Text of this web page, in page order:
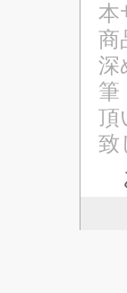
本
商
深
筆
頂
致